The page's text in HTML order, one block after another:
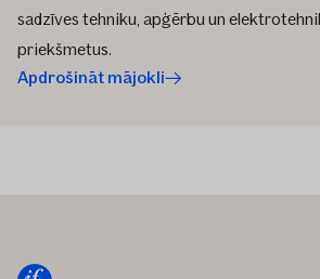
sadzīves tehniku, apģērbu un
priekšmetus.
Apdrošināt mājokli